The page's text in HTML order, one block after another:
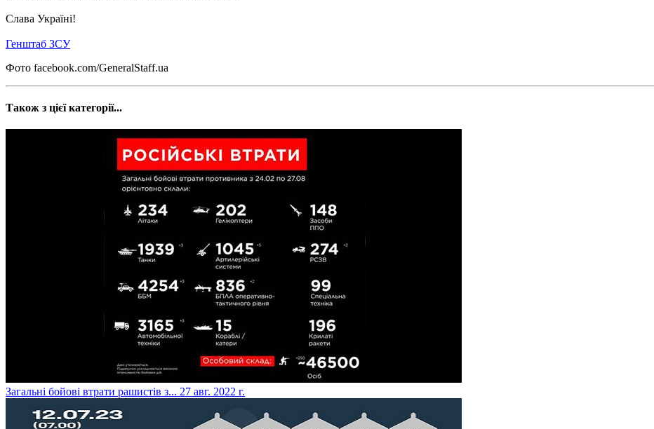
Слава Україні!
Генштаб ЗСУ
Фото facebook.com/GeneralStaff.ua
Також з цієї категорії...
​Загальні бойові втрати рашистів з... 27 авг. 2022 г.